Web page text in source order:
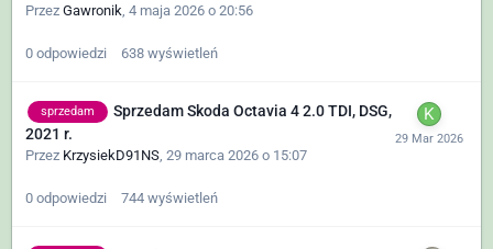
Przez Gawronik 4 maja 2026 o 20:56
0 odpowiedzi 638 wyświetleń
sprzedam
Sprzedam Skoda Octavia 4 2.0 TDI, DSG,
2021 r.
Przez KrzysiekD91NS, 29 marca 2026 o 15:07
0 odpowiedzi 744 wyświetleń